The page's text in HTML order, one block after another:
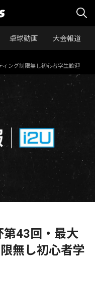
卓球動画 大会報道
ィング制限無し初心者学生歓迎
第43回・最大
無し初心者学